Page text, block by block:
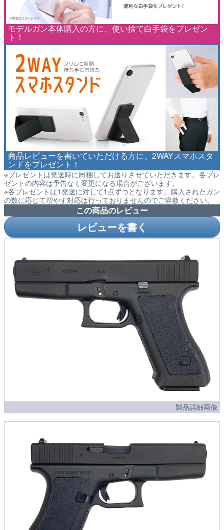
モデルガン本体購入の方に、使い捨て白手袋をプレゼン
ト！
商品レビューを書いていただける方に、2WAYスマホスタ
ンドをプレゼント！
※プレゼントは発送時に同梱してお送りさせていただきます。各プレ
ゼントの内容は予告なく変更になる場合がございます。
※各プレゼントは1発送に対して1点ずつとなります。購入されたガン
の数に応じて増やす対応は行っておりませんのでご容赦ください。
この商品のレビュー
レビューを書く
製品詳細画像